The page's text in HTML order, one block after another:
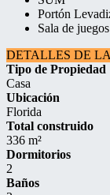
Portón
Sala de juegos
DETALLES DE
Tipo de Propiedad
Casa
Ubicación
Florida
Total construido
336 m²
Dormitorios
2
Baños